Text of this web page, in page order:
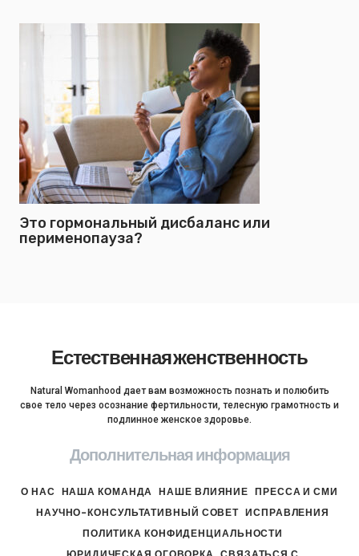
Это гормональный дисбаланс или
перименопауза?
Естественная женственность
Natural Womanhood дает вам возможность познать и полюбить
свое тело через осознание фертильности, телесную грамотность и
подлинное женское здоровье.
Дополнительная информация
О НАС НАША КОМАНДА НАШЕ ВЛИЯНИЕ
ПРЕССА И СМИ
НАУЧНО-КОНСУЛЬТАТИВНЫЙ СОВЕТ ИСПРАВЛЕНИЯ
ПОЛИТИКА КОНФИДЕНЦИАЛЬНОСТИ